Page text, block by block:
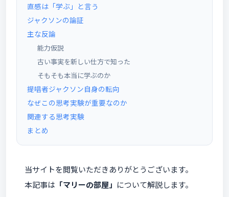
直感は「学ぶ」と言う
ジャクソンの論証
主な反論
能力仮説
古い事実を新しい仕方で知った
そもそも本当に学ぶのか
提唱者ジャクソン自身の転向
なぜこの思考実験が重要なのか
関連する思考実験
まとめ
当サイトを閲覧いただきありがとうございます。
本記事は 「マリーの部屋」 について解説します。